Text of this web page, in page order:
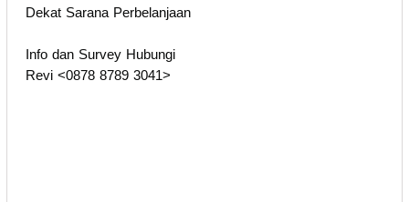
Dekat Sarana Perbelanjaan
Info dan Survey Hubungi
Revi <0878 8789 3041>